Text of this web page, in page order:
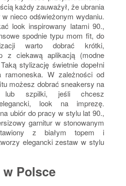
każdy zauważył, że ubrania
nieco odświeżonym wydaniu.
look inspirowany latami 90.,
spodnie typu mom fit, do
warto dobrać krótki,
z ciekawą aplikacją (modne
stylizację świetnie dopełni
ramoneska. W zależności od
możesz dobrać sneakersy na
lub szpilki, jeśli chcesz
look na imprezę.
ubiór do pracy w stylu lat 90.,
garnitur w stonowanym
z białym topem i
elegancki zestaw w stylu
w Polsce